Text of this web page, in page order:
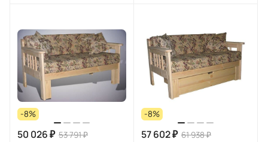
-8%
50 026 ₽ 53 791 ₽
-8%
57 602 ₽ 61 938 ₽